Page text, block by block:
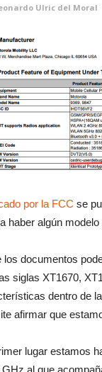
Ulric del Moral
por la FCC se
haber algún
los documentos
siglas XT1670,
dentro de
afirmar que
lugar estamos
GHz al que